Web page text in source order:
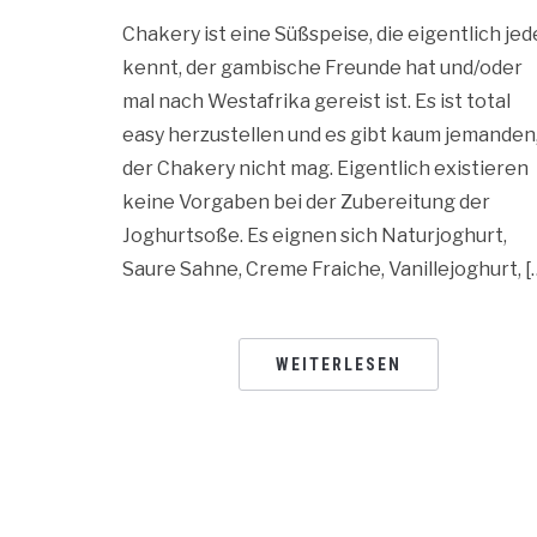
Chakery ist eine Süßspeise, die eigentlich
kennt, der gambische Freunde hat und/oder
mal nach Westafrika gereist ist. Es ist total
easy herzustellen und es gibt kaum jemanden,
der Chakery nicht mag. Eigentlich existieren
keine Vorgaben bei der Zubereitung der
Joghurtsoße. Es eignen sich Naturjoghurt,
Saure Sahne, Creme Fraiche, Vanillejoghurt,
WEITERLESEN